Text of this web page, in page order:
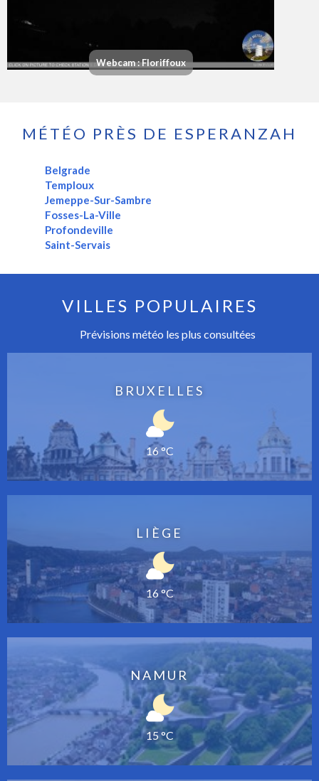
Webcam : Floriffoux
MÉTÉO PRÈS DE ESPERANZAH
Belgrade
Temploux
Jemeppe-Sur-Sambre
Fosses-La-Ville
Profondeville
Saint-Servais
VILLES POPULAIRES
Prévisions météo les plus consultées
BRUXELLES
16 °C
LIÈGE
16 °C
NAMUR
15 °C